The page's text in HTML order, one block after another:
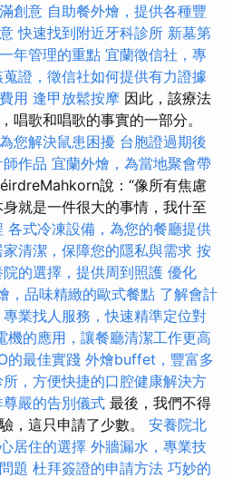
創意 自助餐外燴，提供各種豐
快速找到附近牙科診所 新墓第
年管理的重點 宜蘭徵信社，專
蒐證，徵信社如何提供有力證據
用 逢甲放鬆按摩 因此，該療法
唱歌和唱歌的事實的一部分。
您解決鼠患困擾 台胞證過期後
作品 宜蘭外燴，為當地聚會帶
說：“像所有焦慮
就是一件很大的事情，我什至
各式冷凍設備，為您的餐廳提供
清潔，保障您的隱私與需求 按
的選擇，提供周到照護 優化
，品味精緻的歐式餐點 了解會計
專業找人服務，快速精準定位對
機的應用，讓餐廳清潔工作更高
的最佳實踐 外燴buffet，豐富多
，方便快捷的口腔健康解決方
嚴的告別儀式 最後，我們不得
，這只申請了少數。 安養院北
居住的選擇 外牆漏水，專業技
題 杜拜簽證的申請方法 巧妙的